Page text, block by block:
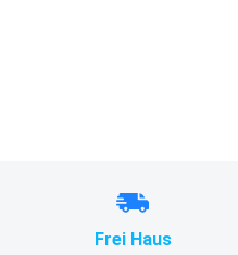
Frei Haus